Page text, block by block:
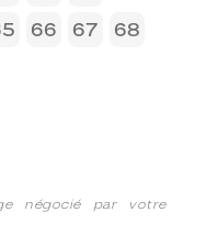
66 67
68
négocié par votre